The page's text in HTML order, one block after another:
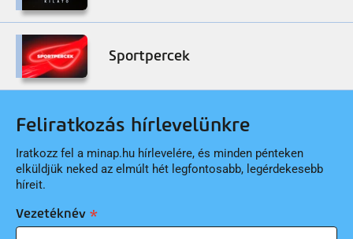
Sportpercek
Feliratkozás hírlevelünkre
Iratkozz fel a minap.hu hírlevelére, és minden pénteken
elküldjük neked az elmúlt hét legfontosabb, legérdekesebb
híreit.
Vezetéknév